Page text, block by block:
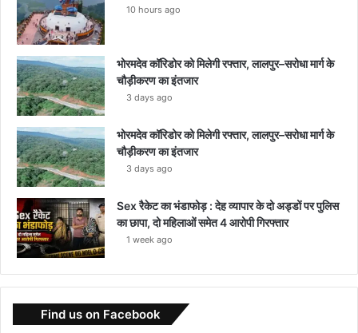
10 hours ago
भोरमदेव कॉरिडोर को मिलेगी रफ्तार, लालपुर–सरोधा मार्ग के
चौड़ीकरण का इंतजार
3 days ago
भोरमदेव कॉरिडोर को मिलेगी रफ्तार, लालपुर–सरोधा मार्ग के
चौड़ीकरण का इंतजार
3 days ago
Sex रैकेट का भंडाफोड़ : देह व्यापार के दो अड्डों पर पुलिस
का छापा, दो महिलाओं समेत 4 आरोपी गिरफ्तार
1 week ago
Find us on Facebook